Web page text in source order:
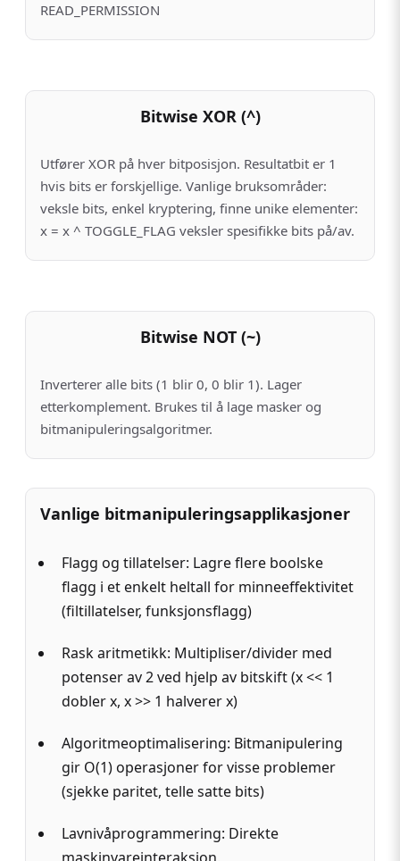
READ_PERMISSION
Bitwise XOR (^)
Utfører XOR på hver bitposisjon. Resultatbit er 1
hvis bits er forskjellige. Vanlige bruksområder:
veksle bits, enkel kryptering, finne unike elementer:
x = x ^ TOGGLE_FLAG veksler spesifikke bits på/av.
Bitwise NOT (~)
Inverterer alle bits (1 blir 0, 0 blir 1). Lager
etterkomplement. Brukes til å lage masker og
bitmanipuleringsalgoritmer.
Vanlige bitmanipuleringsapplikasjoner
Flagg og tillatelser: Lagre flere boolske
flagg i et enkelt heltall for minneeffektivitet
(filtillatelser, funksjonsflagg)
Rask aritmetikk: Multipliser/divider med
potenser av 2 ved hjelp av bitskift (x << 1
dobler x, x >> 1 halverer x)
Algoritmeoptimalisering: Bitmanipulering
gir O(1) operasjoner for visse problemer
(sjekke paritet, telle satte bits)
Lavnivåprogrammering: Direkte